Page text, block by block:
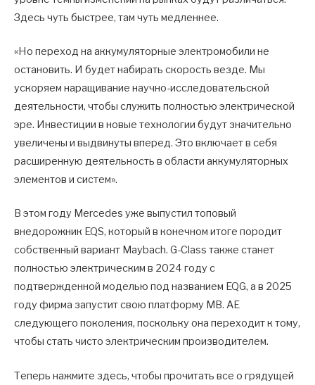
Здесь чуть быстрее, там чуть медленнее.
«Но переход на аккумуляторные электромобили не
остановить. И будет набирать скорость везде. Мы
ускоряем наращивание научно-исследовательской
деятельности, чтобы служить полностью электрической
эре. Инвестиции в новые технологии будут значительно
увеличены и выдвинуты вперед. Это включает в себя
расширенную деятельность в области аккумуляторных
элементов и систем».
В этом году Mercedes уже выпустил топовый
внедорожник EQS, который в конечном итоге породит
собственный вариант Maybach. G-Class также станет
полностью электрическим в 2024 году с
подтвержденной моделью под названием EQG, а в 2025
году фирма запустит свою платформу MB. AE
следующего поколения, поскольку она переходит к тому,
чтобы стать чисто электрическим производителем.
Теперь нажмите здесь, чтобы прочитать все о грядущей